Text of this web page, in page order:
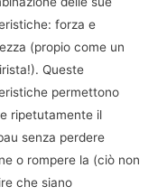
forza e
(propio come un
Queste
permettono
ripetutamente il
senza perdere
o rompere la (ciò non
che siano